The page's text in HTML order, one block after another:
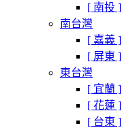
[ 南投 ]
南台灣
[ 嘉義 ]
[ 屏東 ]
東台灣
[ 宜蘭 ]
[ 花蓮 ]
[ 台東 ]